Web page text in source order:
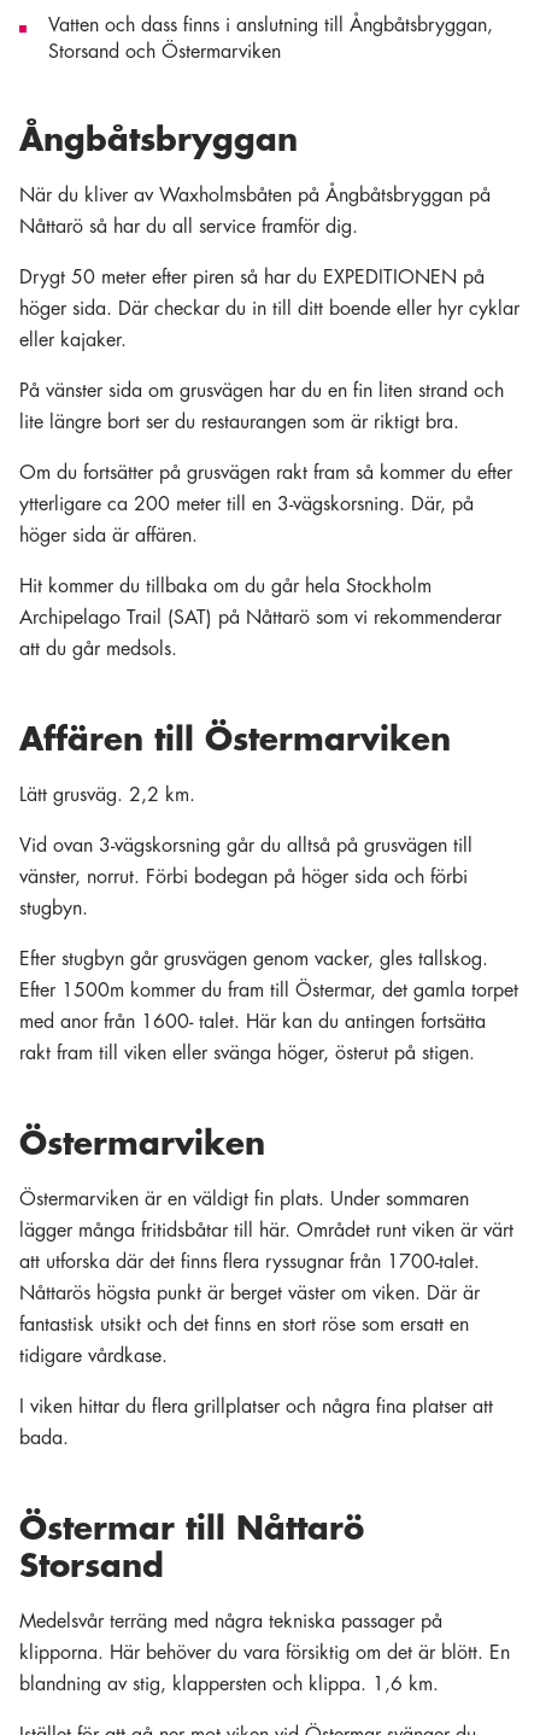
Vatten och dass finns i anslutning till Ångbåtsbryggan,
Storsand och Östermarviken
Ångbåtsbryggan
När du kliver av Waxholmsbåten på Ångbåtsbryggan på
Nåttarö så har du all service framför dig.
Drygt 50 meter efter piren så har du EXPEDITIONEN på
höger sida. Där checkar du in till ditt boende eller hyr cyklar
eller kajaker.
På vänster sida om grusvägen har du en fin liten strand och
lite längre bort ser du restaurangen som är riktigt bra.
Om du fortsätter på grusvägen rakt fram så kommer du efter
ytterligare ca 200 meter till en 3-vägskorsning. Där, på
höger sida är affären.
Hit kommer du tillbaka om du går hela Stockholm
Archipelago Trail (SAT) på Nåttarö som vi rekommenderar
att du går medsols.
Affären till Östermarviken
Lätt grusväg. 2,2 km.
Vid ovan 3-vägskorsning går du alltså på grusvägen till
vänster, norrut. Förbi bodegan på höger sida och förbi
stugbyn.
Efter stugbyn går grusvägen genom vacker, gles tallskog.
Efter 1500m kommer du fram till Östermar, det gamla torpet
med anor från 1600- talet. Här kan du antingen fortsätta
rakt fram till viken eller svänga höger, österut på stigen.
Östermarviken
Östermarviken är en väldigt fin plats. Under sommaren
lägger många fritidsbåtar till här. Området runt viken är värt
att utforska där det finns flera ryssugnar från 1700-talet.
Nåttarös högsta punkt är berget väster om viken. Där är
fantastisk utsikt och det finns en stort röse som ersatt en
tidigare vårdkase.
I viken hittar du flera grillplatser och några fina platser att
bada.
Östermar till Nåttarö
Storsand
Medelsvår terräng med några tekniska passager på
klipporna. Här behöver du vara försiktig om det är blött. En
blandning av stig, klappersten och klippa. 1,6 km.